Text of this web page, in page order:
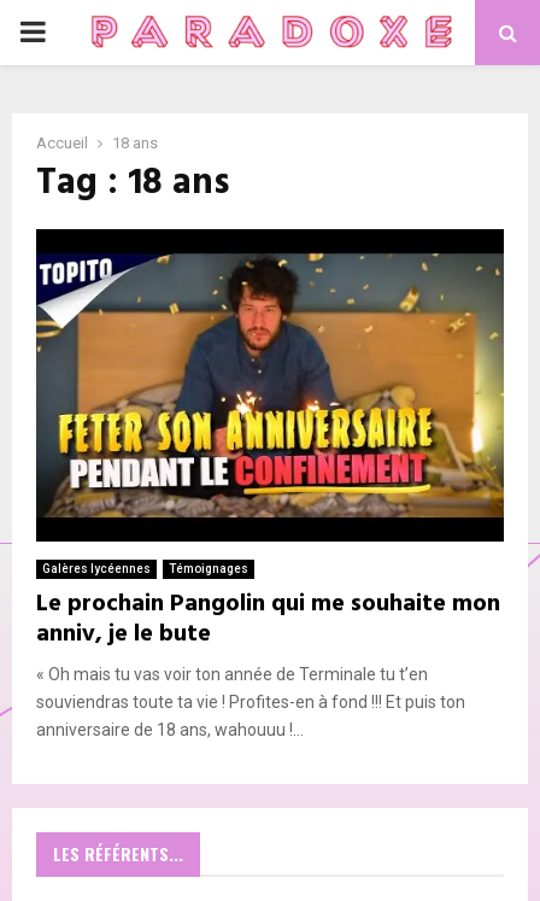
PRIMARY
Accueil 18 ans
Tag : 18 ans
Galères lycéennes Témoignages
Le prochain Pangolin qui me souhaite mon
anniv, je le bute
« Oh mais tu vas voir ton année de Terminale tu t’en
souviendras toute ta vie ! Profites-en à fond !!! Et puis ton
anniversaire de 18 ans, wahouuu !...
LES RÉFÉRENTS...